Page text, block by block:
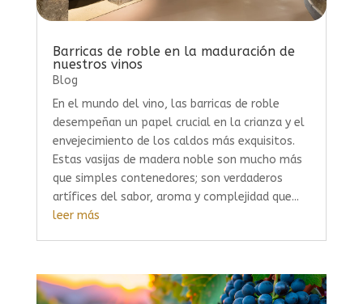
Barricas de roble en la maduración de
nuestros vinos
Blog
En el mundo del vino, las barricas de roble
desempeñan un papel crucial en la crianza y el
envejecimiento de los caldos más exquisitos.
Estas vasijas de madera noble son mucho más
que simples contenedores; son verdaderos
artífices del sabor, aroma y complejidad que...
leer más